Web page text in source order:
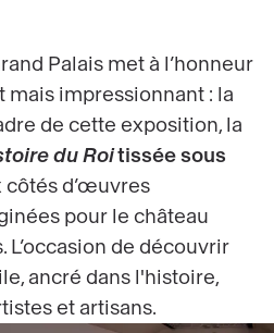
Palais met à l’honneur
mais impressionnant : la
de cette exposition, la
du Roitissée sous
côtés d’œuvres
pour le château
L’occasion de découvrir
ancré dans l'histoire,
et artisans.